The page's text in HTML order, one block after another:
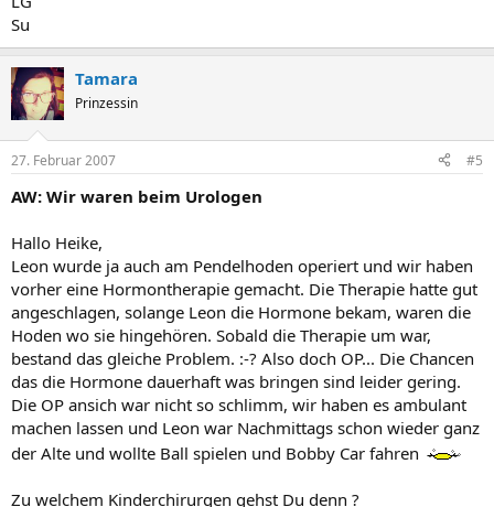
Su
Tamara
Prinzessin
27. Februar 2007 #5
AW: Wir waren beim Urologen
Hallo Heike,
Leon wurde ja auch am Pendelhoden operiert und wir haben
vorher eine Hormontherapie gemacht. Die Therapie hatte gut
angeschlagen, solange Leon die Hormone bekam, waren die
Hoden wo sie hingehören. Sobald die Therapie um war,
bestand das gleiche Problem. :-? Also doch OP... Die Chancen
das die Hormone dauerhaft was bringen sind leider gering.
Die OP ansich war nicht so schlimm, wir haben es ambulant
machen lassen und Leon war Nachmittags schon wieder ganz
der Alte und wollte Ball spielen und Bobby Car fahren
Zu welchem Kinderchirurgen gehst Du denn ?